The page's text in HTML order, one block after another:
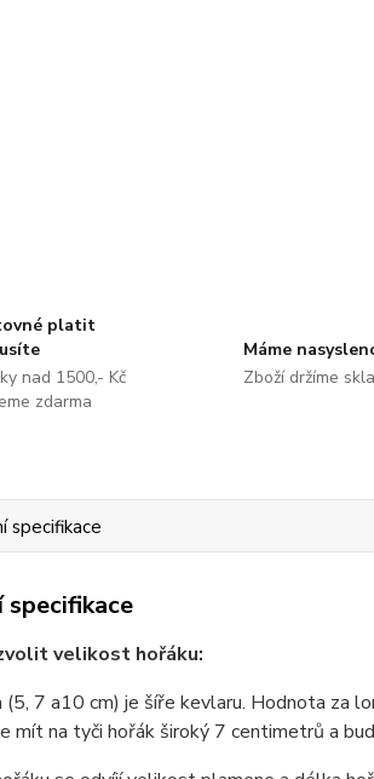
platit
nad 1500,- Kč
zdarma
Máme
Zboží držíme
specifikace
velikost hořáku:
(5, 7 a10 cm) je šíře kevlaru. Hodnota za
mít na tyči hořák široký 7 centimetrů a